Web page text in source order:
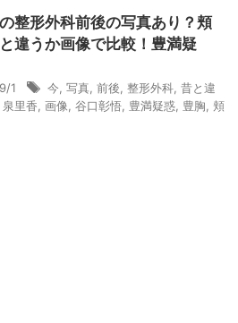
整形外科前後の写真あり？頬
違うか画像で比較！豊満疑
1 今 写真 前後 整形外科 昔と違
泉里香 画像 谷口彰悟 豊満疑惑 豊胸
頬